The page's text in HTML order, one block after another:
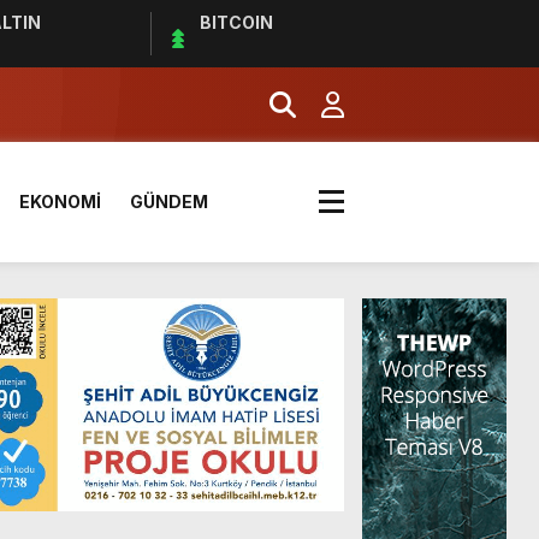
BITCOIN
EKONOMİ GÜNDEM